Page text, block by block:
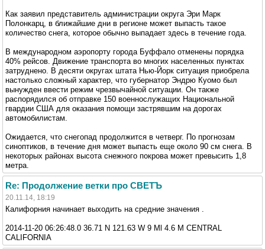
Как заявил представитель администрации округа Эри Марк
Полонкарц, в ближайшие дни в регионе может выпасть такое
количество снега, которое обычно выпадает здесь в течение года.
В международном аэропорту города Буффало отменены порядка
40% рейсов. Движение транспорта во многих населенных пунктах
затруднено. В десяти округах штата Нью-Йорк ситуация приобрела
настолько сложный характер, что губернатор Эндрю Куомо был
вынужден ввести режим чрезвычайной ситуации. Он также
распорядился об отправке 150 военнослужащих Национальной
гвардии США для оказания помощи застрявшим на дорогах
автомобилистам.
Ожидается, что снегопад продолжится в четверг. По прогнозам
синоптиков, в течение дня может выпасть еще около 90 см снега. В
некоторых районах высота снежного покрова может превысить 1,8
метра.
Re: Продолжение ветки про СВЕТЪ
20.11.14, 18:19
Калифорния начинает выходить на средние значения .
2014-11-20 06:26:48.0 36.71 N 121.63 W 9 Ml 4.6 M CENTRAL
CALIFORNIA